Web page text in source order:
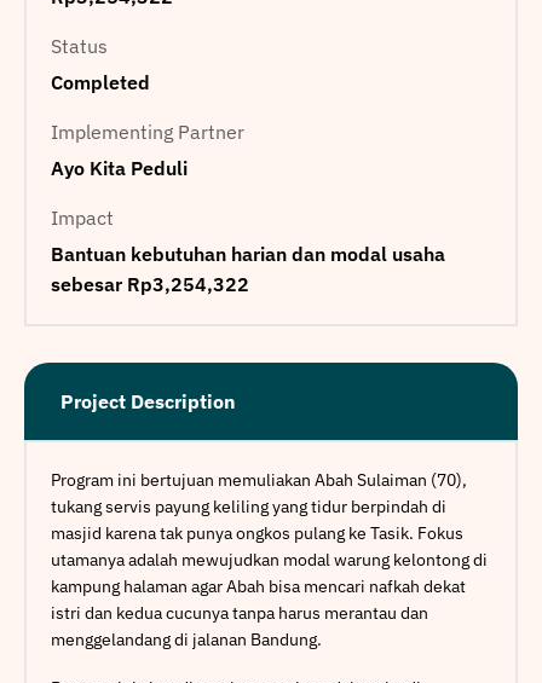
Status
Completed
Implementing Partner
Ayo Kita Peduli
Impact
Bantuan kebutuhan harian dan modal usaha
sebesar Rp3,254,322
Project Description
Program ini bertujuan memuliakan Abah Sulaiman (70),
tukang servis payung keliling yang tidur berpindah di
masjid karena tak punya ongkos pulang ke Tasik. Fokus
utamanya adalah mewujudkan modal warung kelontong di
kampung halaman agar Abah bisa mencari nafkah dekat
istri dan kedua cucunya tanpa harus merantau dan
menggelandang di jalanan Bandung.